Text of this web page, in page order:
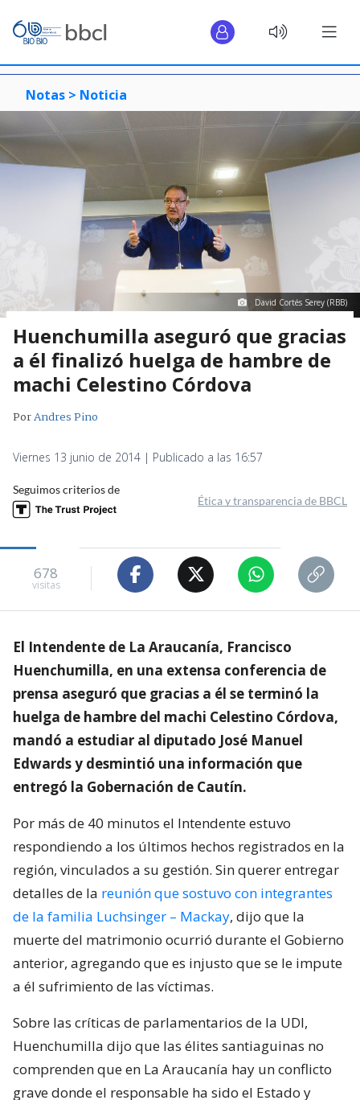
Notas > Noticia
David Cortés Serey (RBB)
Huenchumilla aseguró que gracias
a él finalizó huelga de hambre de
machi Celestino Córdova
PorAndres Pino
Viernes 13 junio de 2014 | Publicado a las 16:57
Seguimos criterios de
Ética y transparencia de BBCL
678
visitas
El Intendente de La Araucanía, Francisco
Huenchumilla, en una extensa conferencia de
prensa aseguró que gracias a él se terminó la
huelga de hambre del machi Celestino Córdova,
mandó a estudiar al diputado José Manuel
Edwards y desmintió una información que
entregó la Gobernación de Cautín.
Por más de 40 minutos el Intendente estuvo
respondiendo a los últimos hechos registrados en la
región, vinculados a su gestión. Sin querer entregar
detalles de la reunión que sostuvo con integrantes
de la familia Luchsinger – Mackay, dijo que la
muerte del matrimonio ocurrió durante el Gobierno
anterior, agregando que es injusto que se le impute
a él sufrimiento de las víctimas.
Sobre las críticas de parlamentarios de la UDI,
Huenchumilla dijo que las élites santiaguinas no
comprenden que en La Araucanía hay un conflicto
grave donde el responsable ha sido el Estado y